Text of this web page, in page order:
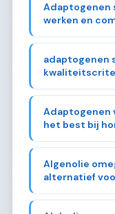
Adaptogenen
werken en
adaptogenen
Adaptogenen
het best bij
Algenolie
alternatief